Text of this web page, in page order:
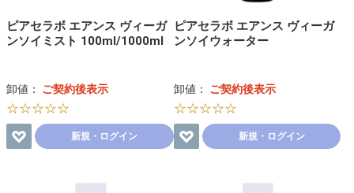
ピアセラボ エアンス ヴィーガ
ンソイミスト 100ml/1000ml
卸値： ご契約後表示
☆☆☆☆☆
新規・ログイン
ピアセラボ エアンス ヴィーガ
ンソイウォーター
卸値： ご契約後表示
☆☆☆☆☆
新規・ログイン